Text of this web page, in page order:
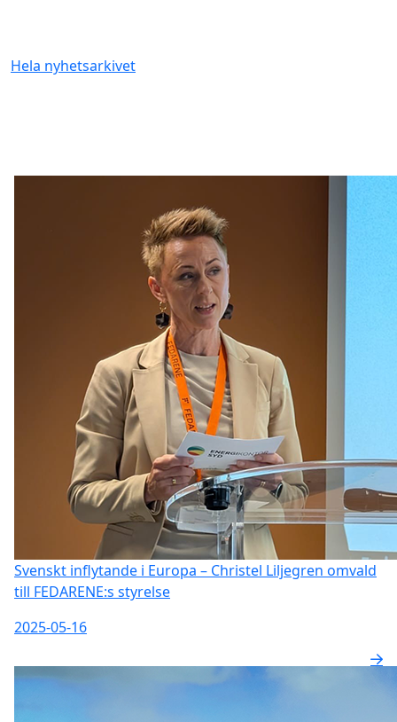
Hela nyhetsarkivet
Svenskt inflytande i Europa – Christel Liljegren omvald
till FEDARENE:s styrelse
2025-05-16